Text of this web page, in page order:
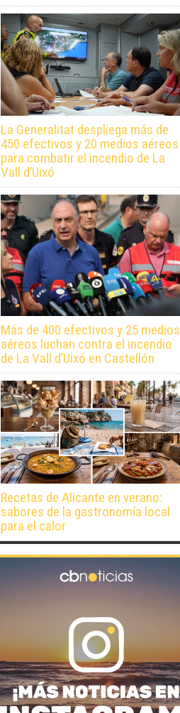
La Generalitat despliega más de
450 efectivos y 20 medios aéreos
para combatir el incendio de La
Vall d’Uixó
Más de 400 efectivos y 25 medios
aéreos luchan contra el incendio
de La Vall d’Uixó en Castellón
Recetas de Alicante en verano:
sabores de la gastronomía local
para el calor